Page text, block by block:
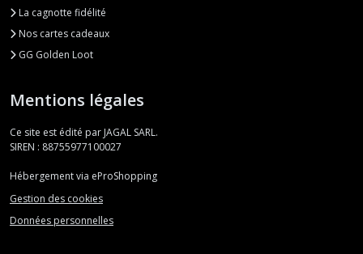
La cagnotte fidélité
Nos cartes cadeaux
GG Golden Loot
Mentions légales
Ce site est édité par JAGAL SARL.
SIREN : 88755977100027
Hébergement via eProShopping
Gestion des cookies
Données personnelles